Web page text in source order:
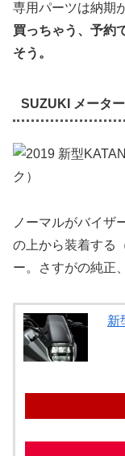
専用パーツは納期
買っちゃう、予約
そう。
SUZUKI メータ
ノーマルがバイザ
の上から装着する
ー。さすがの純正
新